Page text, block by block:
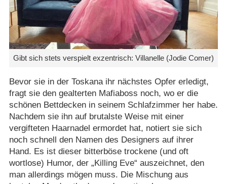
Gibt sich stets verspielt exzentrisch: Villanelle (Jodie Comer)
Bevor sie in der Toskana ihr nächstes Opfer erledigt,
fragt sie den gealterten Mafiaboss noch, wo er die
schönen Bettdecken in seinem Schlafzimmer her habe.
Nachdem sie ihn auf brutalste Weise mit einer
vergifteten Haarnadel ermordet hat, notiert sie sich
noch schnell den Namen des Designers auf ihrer
Hand. Es ist dieser bitterböse trockene (und oft
wortlose) Humor, der „Killing Eve“ auszeichnet, den
man allerdings mögen muss. Die Mischung aus